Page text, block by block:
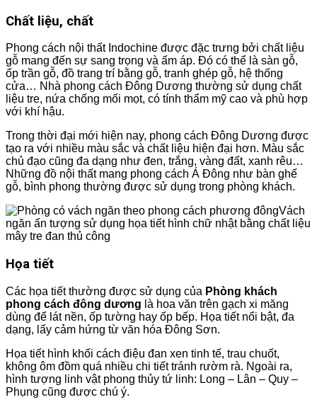
Chất liệu, chất
Phong cách nội thất Indochine được đặc trưng bởi chất liệu
gỗ mang đến sự sang trọng và ấm áp. Đó có thể là sàn gỗ,
ốp trần gỗ, đồ trang trí bằng gỗ, tranh ghép gỗ, hệ thống
cửa… Nhà phong cách Đông Dương thường sử dụng chất
liệu tre, nứa chống mối mọt, có tính thẩm mỹ cao và phù hợp
với khí hậu.
Trong thời đại mới hiện nay, phong cách Đông Dương được
tạo ra với nhiều màu sắc và chất liệu hiện đại hơn. Màu sắc
chủ đạo cũng đa dạng như đen, trắng, vàng đất, xanh rêu…
Những đồ nội thất mang phong cách Á Đông như bàn ghế
gỗ, bình phong thường được sử dụng trong phòng khách.
Vách
ngăn ấn tượng sử dụng họa tiết hình chữ nhật bằng chất liệu
mây tre đan thủ công
Họa tiết
Các họa tiết thường được sử dụng của Phòng khách
phong cách đông dương là hoa văn trên gạch xi măng
dùng để lát nền, ốp tường hay ốp bếp. Họa tiết nổi bật, đa
dạng, lấy cảm hứng từ văn hóa Đông Sơn.
Họa tiết hình khối cách điệu đan xen tinh tế, trau chuốt,
không ôm đồm quá nhiều chi tiết tránh rườm rà. Ngoài ra,
hình tượng linh vật phong thủy tứ linh: Long – Lân – Quy –
Phụng cũng được chú ý.